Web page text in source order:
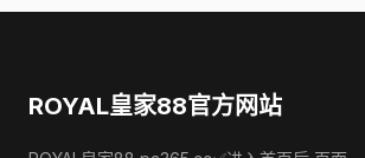
ROYAL皇家88官方网站